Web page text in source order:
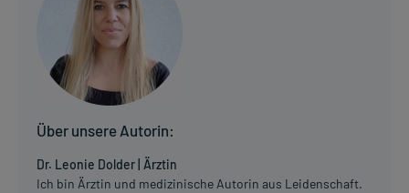
Über unsere Autorin:
Dr. Leonie Dolder | Ärztin
Ich bin Ärztin und medizinische Autorin aus Leidenschaft.